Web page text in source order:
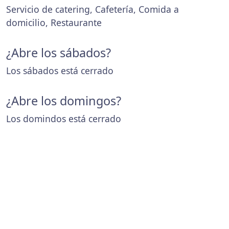
Servicio de catering, Cafetería, Comida a
domicilio, Restaurante
¿Abre los sábados?
Los sábados está cerrado
¿Abre los domingos?
Los domindos está cerrado